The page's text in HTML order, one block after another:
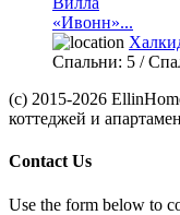
«Ивонн»...
Спальни: 5 /
(c) 2015-2026
коттеджей и
Contact Us
Use the form below to